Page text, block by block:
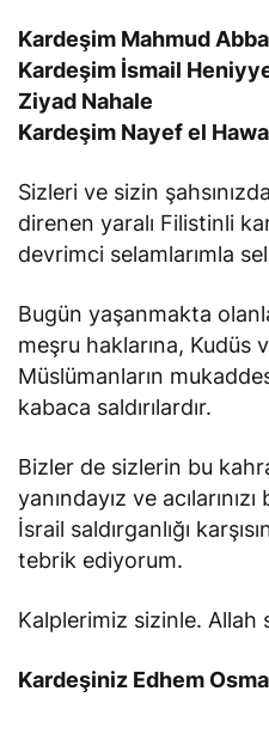
Kardeşim Mahmud
Kardeşim İsmail
Ziyad Nahale
Kardeşim Nayef el
Sizleri ve sizin
direnen yaralı Filistinli
devrimci selamlarımla
Bugün yaşanmakta
meşru haklarına, Kudüs
Müslümanların
kabaca saldırılardır.
Bizler de sizlerin bu
yanındayız ve
İsrail saldırganlığı
tebrik ediyorum.
Kalplerimiz sizinle. Allah
Kardeşiniz Edhem